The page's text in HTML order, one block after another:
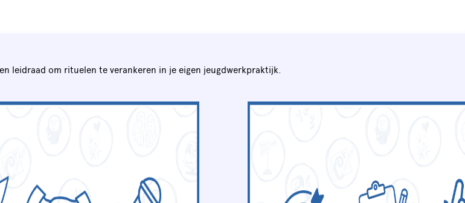
leidraad om rituelen te verankeren in je eigen jeugdwerkpraktijk.